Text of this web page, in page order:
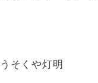
そくや灯明